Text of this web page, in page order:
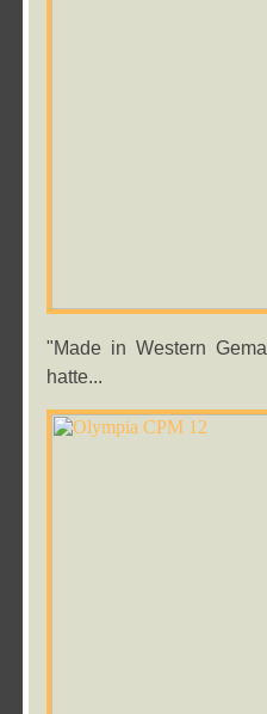
"Made in Western
hatte...